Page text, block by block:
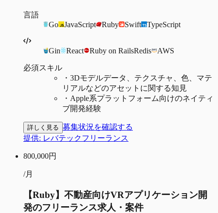
言語
Go
JavaScript Ruby Swift TypeScript
Gin React Ruby on RailsRedis AWS
必須スキル
・ 3Dモデルデータ、テクスチャ、色、マテ
リアルなどのアセットに関する知見
・ Apple系プラットフォーム向けのネイティ
ブ開発経験
詳しく見る 募集状況を確認する
提供: レバテックフリーランス
800,000円
/月
【Ruby】不動産向けVRアプリケーション開
発のフリーランス求人・案件